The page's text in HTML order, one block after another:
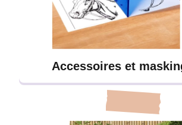
Accessoires et